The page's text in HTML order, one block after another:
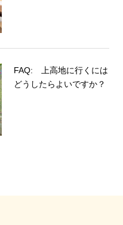
FAQ: 上高地に行くには
どうしたらよいですか？